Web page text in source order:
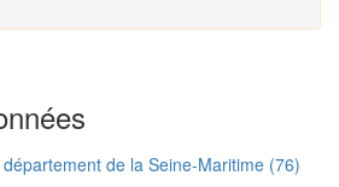
de la Seine-Maritime (76)